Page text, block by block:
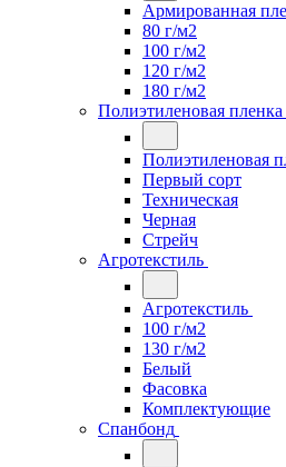
Армированная
80 г/м2
100 г/м2
120 г/м2
180 г/м2
Полиэтиленовая пленка
Полиэтиленовая
Первый сорт
Техническая
Черная
Стрейч
Агротекстиль
Агротекстиль
100 г/м2
130 г/м2
Белый
Фасовка
Комплектующие
Спанбонд